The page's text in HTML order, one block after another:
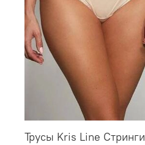
Трусы Kris Line Стринги